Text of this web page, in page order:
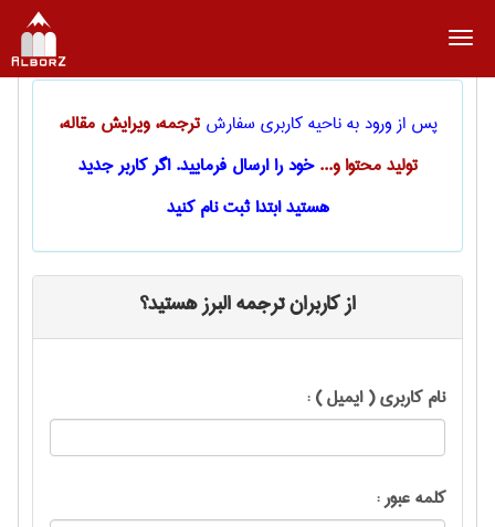
منو
پس از ورود به ناحیه کاربری سفارشترجمه، ویرایش مقاله،
تولید محتوا و...خودرا ارسال فرماييد. اگر کاربر جدید
هستید ابتدا ثبت نام کنید
از کاربران ترجمه البرز هستید؟
نام کاربری ( ایمیل ) :
کلمه عبور :